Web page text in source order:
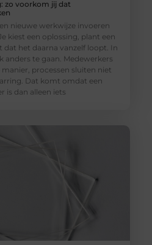
zo voorkom jij dat
nieuwe werkwijze invoeren
kiest een oplossing, plant een
het daarna vanzelf loopt. In
anders te gaan. Medewerkers
processen sluiten niet
Dat komt omdat een
is dan alleen iets